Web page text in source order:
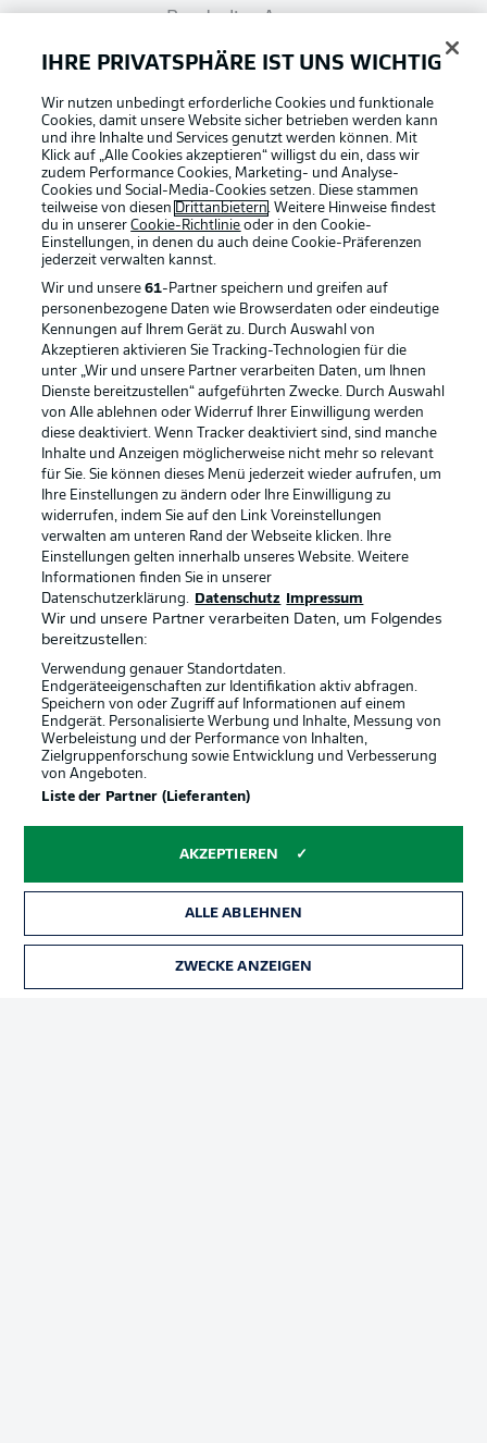
Bundesliga App
#BundesligaWIRKT
Common Ground
Mitfahrportal
BUNDESLIGA-GRUPPE
Sprachauswahl
Deutsch Anzeige Modus
Login
Football as it's meant to be
BUNDESLIGA APP
Offizielle Partner
Rechtliche Hinweise Voreinstellungen verwalten
IHRE PRIVATSPHÄRE IST UNS WICHTIG
Wir nutzen unbedingt erforderliche Cookies und funktionale
Cookies, damit unsere Website sicher betrieben werden kann
und ihre Inhalte und Services genutzt werden können. Mit
Klick auf „Alle Cookies akzeptieren“ willigst du ein, dass wir
zudem Performance Cookies, Marketing- und Analyse-
Cookies und Social-Media-Cookies setzen. Diese stammen
teilweise von diesen Drittanbietern. Weitere Hinweise findest
du in unsererCookie-Richtlinie oder in den Cookie-
Einstellungen, in denen du auch deine Cookie-Präferenzen
jederzeit verwalten kannst.
Wir und unsere61-Partner speichern und greifen auf
personenbezogene Daten wie Browserdaten oder eindeutige
Kennungen auf Ihrem Gerät zu. Durch Auswahl von
Akzeptieren aktivieren Sie Tracking-Technologien für die
unter „Wir und unsere Partner verarbeiten Daten, um Ihnen
Dienste bereitzustellen“ aufgeführten Zwecke. Durch Auswahl
von Alle ablehnen oder Widerruf Ihrer Einwilligung werden
diese deaktiviert. Wenn Tracker deaktiviert sind, sind manche
Inhalte und Anzeigen möglicherweise nicht mehr so relevant
für Sie. Sie können dieses Menü jederzeit wieder aufrufen, um
Ihre Einstellungen zu ändern oder Ihre Einwilligung zu
widerrufen, indem Sie auf den Link Voreinstellungen
verwalten am unteren Rand der Webseite klicken. Ihre
Einstellungen gelten innerhalb unseres Website. Weitere
Informationen finden Sie in unserer
Datenschutzerklärung.
Datenschutz Impressum
Wir und unsere Partner verarbeiten Daten, um Folgendes
bereitzustellen:
Verwendung genauer Standortdaten.
Endgeräteeigenschaften zur Identifikation aktiv abfragen.
Speichern von oder Zugriff auf Informationen auf einem
Endgerät. Personalisierte Werbung und Inhalte, Messung von
Werbeleistung und der Performance von Inhalten,
Zielgruppenforschung sowie Entwicklung und Verbesserung
von Angeboten.
Liste der Partner (Lieferanten)
AKZEPTIEREN
ALLE ABLEHNEN
ZWECKE ANZEIGEN